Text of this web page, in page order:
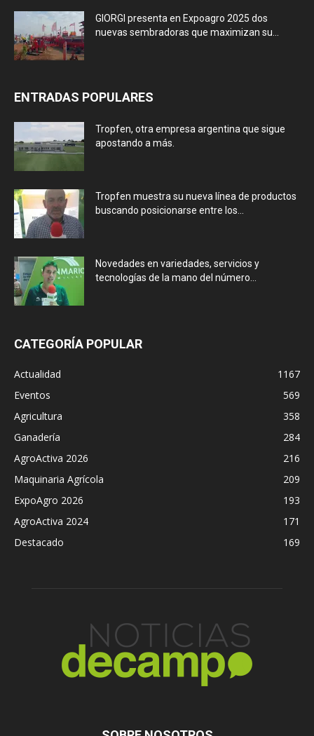
GIORGI presenta en Expoagro 2025 dos
nuevas sembradoras que maximizan su...
ENTRADAS POPULARES
Tropfen, otra empresa argentina que sigue
apostando a más.
Tropfen muestra su nueva línea de productos
buscando posicionarse entre los...
Novedades en variedades, servicios y
tecnologías de la mano del número...
CATEGORÍA POPULAR
Actualidad
1167
Eventos
569
Agricultura
358
Ganadería
284
AgroActiva 2026
216
Maquinaria Agrícola
209
ExpoAgro 2026
193
AgroActiva 2024
171
Destacado
169